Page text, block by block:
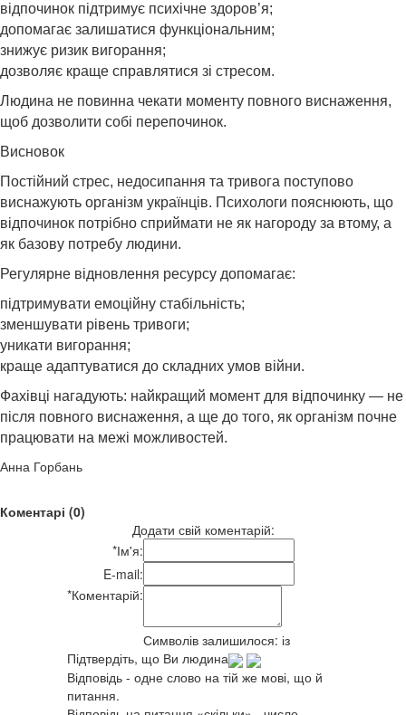
відпочинок підтримує психічне здоров’я;
допомагає залишатися функціональним;
знижує ризик вигорання;
дозволяє краще справлятися зі стресом.
Людина не повинна чекати моменту повного виснаження,
щоб дозволити собі перепочинок.
Висновок
Постійний стрес, недосипання та тривога поступово
виснажують організм українців. Психологи пояснюють, що
відпочинок потрібно сприймати не як нагороду за втому, а
як базову потребу людини.
Регулярне відновлення ресурсу допомагає:
підтримувати емоційну стабільність;
зменшувати рівень тривоги;
уникати вигорання;
краще адаптуватися до складних умов війни.
Фахівці нагадують: найкращий момент для відпочинку — не
після повного виснаження, а ще до того, як організм почне
працювати на межі можливостей.
Анна Горбань
Коментарі (0)
Додати свій коментарій:
*Ім'я:
E-mail:
*Коментарій:
Символів залишилося: із
Підтвердіть, що Ви людина
Відповідь - одне слово на тій же мові, що й
питання.